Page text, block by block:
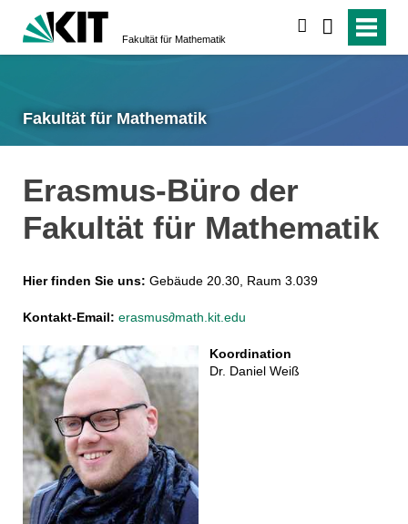
Fakultät für Mathematik
Fakultät für Mathematik
Erasmus-Büro der
Fakultät für Mathematik
Hier finden Sie uns: Gebäude 20.30, Raum 3.039
Kontakt-Email: erasmus∂math.kit.edu
Koordination
Dr. Daniel Weiß